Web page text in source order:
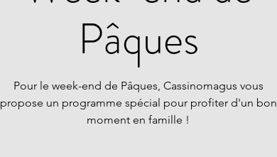
Pâques
Pour le week-end de Pâques, Cassinomagus vous
propose un programme spécial pour profiter d'un bon
moment en famille !